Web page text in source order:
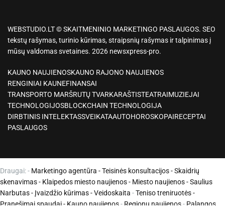
WEBSTUDIO.LT © SKAITMENINIO MARKETINGO PASLAUGOS. SEO
tekstų rašymas, turinio kūrimas, straipsnių rašymas ir talpinimas į
mūsų valdomas svetaines. 2026 newsxpress-pro.
KAUNO NAUJIENOSKAUNO RAJONO NAUJIENOS
RENGINIAI KAUNEFINANSAI
TRANSPORTO MARŠRUTŲ TVARKARAŠTISTEATRAIMUZIEJAI
TECHNOLOGIJOSBLOCKCHAIN TECHNOLOGIJA
DIRBTINIS INTELEKTASSVEIKATAAUTOHOROSKOPAIRECEPTAI
PASLAUGOS
Draugai: - Marketingo agentūra -Teisinės konsultacijos-Skaidrių
skenavimas- Klaipedos miesto naujienos- Miesto naujienos-Saulius
Narbutas- Įvaizdžio kūrimas-Veidoskaita -Teniso treniruotės-
Pranešimai spaudai - Kauno naujienos- Regionų naujienos- Palangos